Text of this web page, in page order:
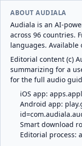
ABOUT AUDIALA
Audiala is an AI-
across 96 countries.
languages. Available
Editorial content (c)
summarizing for a
for the full audio
iOS app:
Android app:
Smart download
Editorial process: